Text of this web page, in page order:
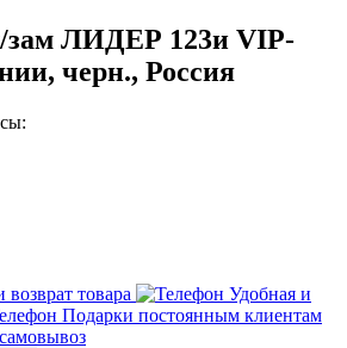
зам ЛИДЕР 123и VIP-
черн., Россия
возврат товара
Удобная и
Подарки постоянным клиентам